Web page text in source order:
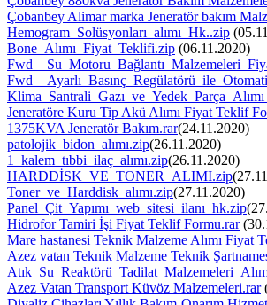
Çobanbey Alimar marka Jeneratör bakım
Hemogram_Solüsyonları_alımı_Hk..zip
Bone_Alımı_Fiyat_Teklifi.zip (06.11.2020)
Jeneratöre Kuru Tip Akü Alımı Fiyat Teklif
1375KVA Jeneratör Bakım.rar(24.11.2020)
patolojik_bidon_alımı.zip(26.11.2020)
1_kalem_tıbbi_ilaç_alımı.zip(26.11.2020)
HARDDİSK_VE_TONER_ALIMI.zip
Toner_ve_Harddisk_alımı.zip(27.11.2020)
Panel_Çit_Yapımı_web_sitesi_ilanı_hk.zip
Hidrofor Tamiri İşi Fiyat Teklif Formu.rar
Mare hastanesi Teknik Malzeme Alımı Fiyat
Azez vatan Teknik Malzeme Teknik
Azez Vatan Transport Küvöz Malzemeleri.rar